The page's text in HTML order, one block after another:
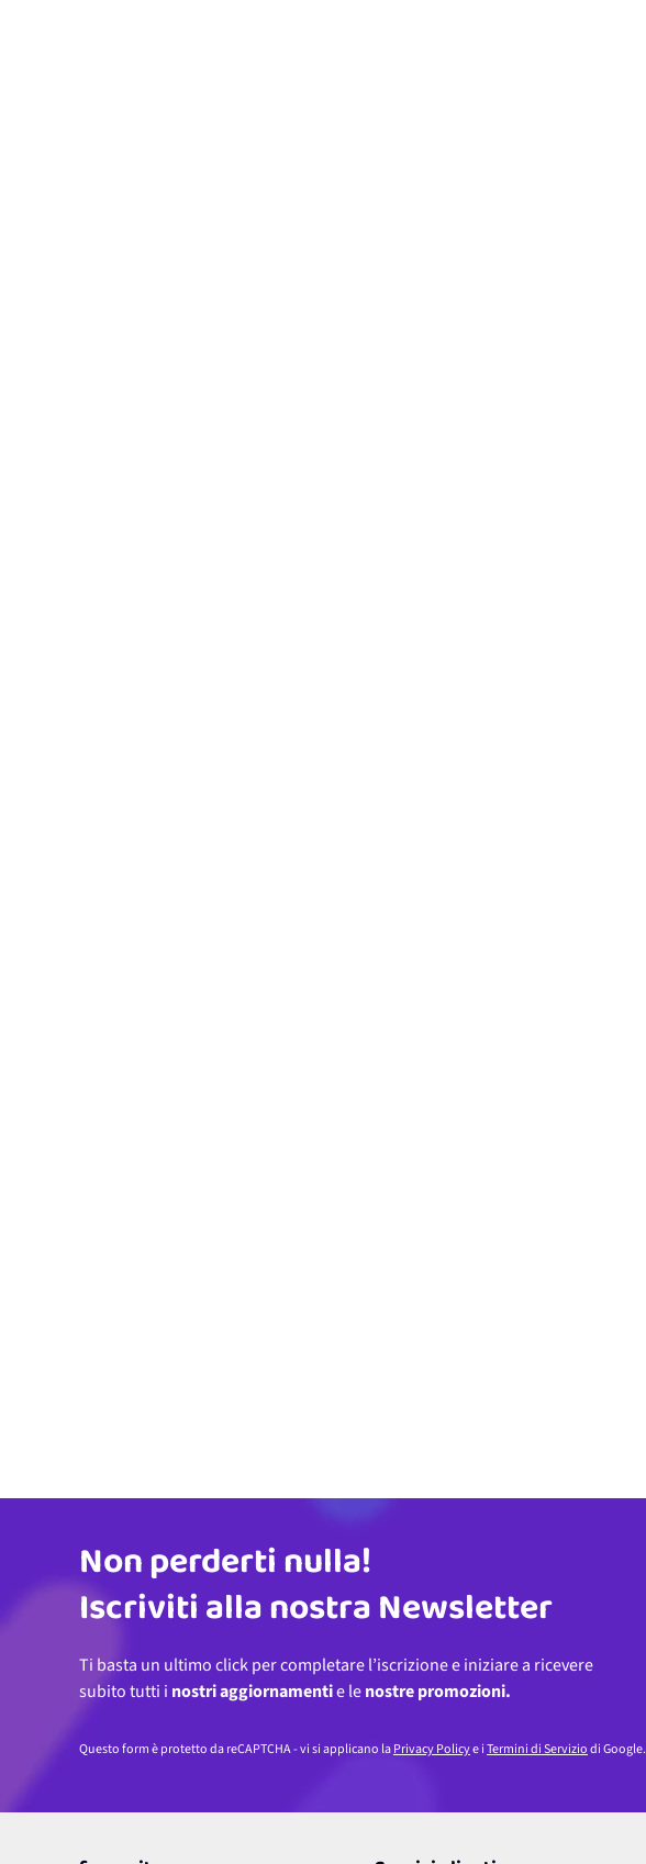
Indirizzo email
Non perderti nulla!
Iscriviti alla nostra Newsletter
Ti basta un ultimo click per completare l’iscrizione e iniziare a ricevere
subito tutti i nostri aggiornamentie lenostre promozioni.
Questo form è protetto da reCAPTCHA - vi si applicano laPrivacy Policye iTermini di Serviziodi Google.